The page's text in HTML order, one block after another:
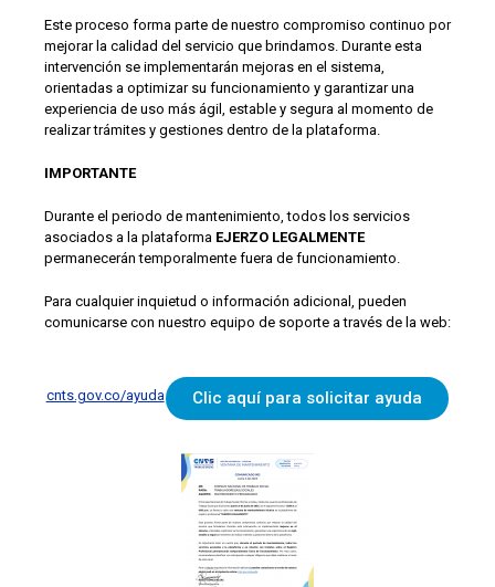
Este proceso forma parte de nuestro compromiso continuo por
mejorar la calidad del servicio que brindamos. Durante esta
intervención se implementarán mejoras en el sistema,
orientadas a optimizar su funcionamiento y garantizar una
experiencia de uso más ágil, estable y segura al momento de
realizar trámites y gestiones dentro de la plataforma.
IMPORTANTE
Durante el periodo de mantenimiento, todos los servicios
asociados a la plataforma EJERZO LEGALMENTE
permanecerán temporalmente fuera de funcionamiento.
Para cualquier inquietud o información adicional, pueden
comunicarse con nuestro equipo de soporte a través de la web:
cnts.gov.co/ayuda Clic aquí para solicitar ayuda